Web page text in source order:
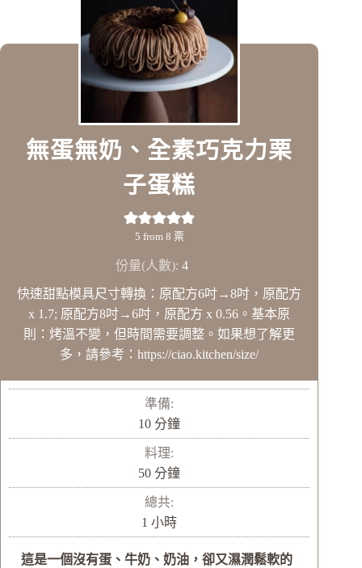
無蛋無奶、全素巧克力栗
子蛋糕
5 from 8 票
份量(人數): 4
快速甜點模具尺寸轉換：原配方6吋→8吋，原配方
x 1.7; 原配方8吋→6吋，原配方 x 0.56。基本原
則：烤溫不變，但時間需要調整。如果想了解更
多，請參考：https://ciao.kitchen/size/
準備:
10分
鐘
分鐘
料理:
50分
鐘
分鐘
總共:
1 小
時
小時
這是一個沒有蛋、牛奶、奶油，卻又濕潤鬆軟的